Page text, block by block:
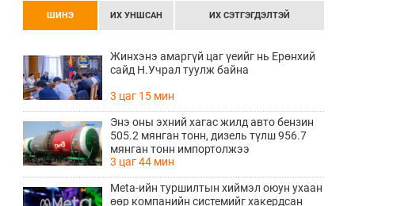
ШИНЭ ИХ УНШСАН ИХ СЭТГЭГДЭЛТЭЙ
Жинхэнэ амаргүй цаг үеийг нь Ерөнхий
сайд Н.Учрал туулж байна
3 цаг 15 мин
Энэ оны эхний хагас жилд авто бензин
505.2 мянган тонн, дизель түлш 956.7
мянган тонн импортолжээ
3 цаг 44 мин
Meta-ийн туршилтын хиймэл оюун ухаан
өөр компанийн системийг хакердсан